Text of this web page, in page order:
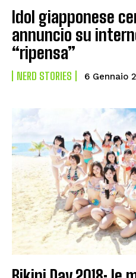
Idol giapponese
annuncio su
“ripensa”
NERD STORIES 6 Gennaio